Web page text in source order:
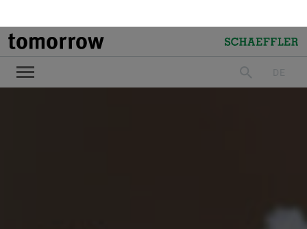
tomorrow
suchenDE